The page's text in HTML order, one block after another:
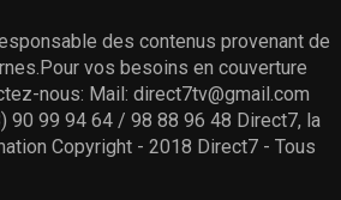
des contenus provenant de
vos besoins en couverture
nous: Mail: direct7tv@gmail.com
90 99 94 64 / 98 88 96 48 Direct7, la
Copyright - 2018 Direct7 - Tous